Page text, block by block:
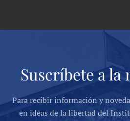
Suscríbete a la
Para recibir información y
en ideas de la libertad del